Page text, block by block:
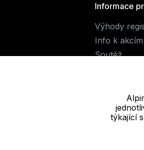
Informace
Výhody
Info k akcím
Soutěž
týkající